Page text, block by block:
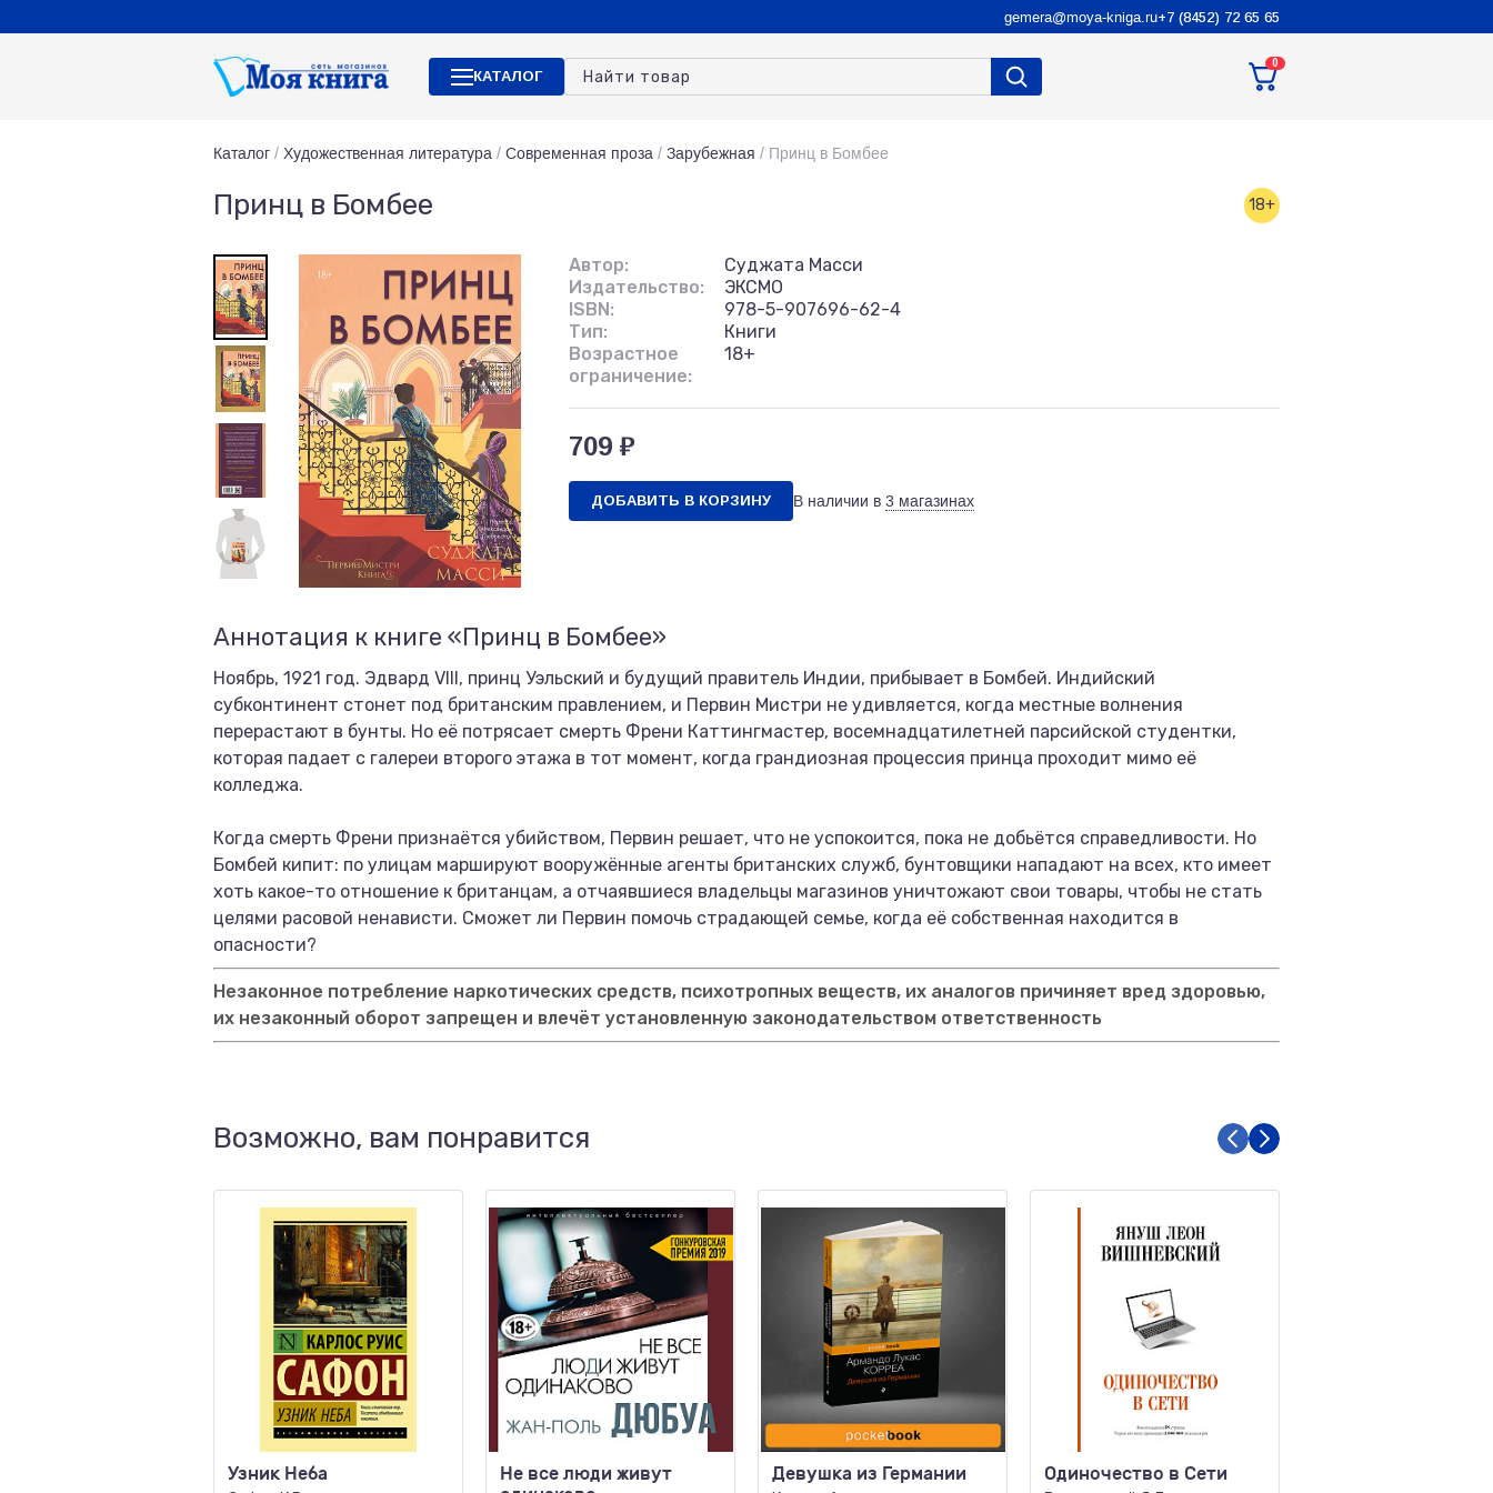
gemera@moya-kniga.ru+7 (8452) 72 65 65
КАТАЛОГ
0
Каталог / Художественная литература / Современная проза / Зарубежная / Принц в Бомбее
Принц в Бомбее 18+
Автор:
Суджата Масси
Издательство:
ЭКСМО
ISBN:
978-5-907696-62-4
Тип:
Книги
Возрастное
ограничение:
18+
709 ₽
ДОБАВИТЬ В КОРЗИНУ В наличии в 3 магазинах
Аннотация к книге «Принц в Бомбее»
Ноябрь, 1921 год. Эдвард VIII, принц Уэльский и будущий правитель Индии, прибывает в Бомбей. Индийский
субконтинент стонет под британским правлением, и Первин Мистри не удивляется, когда местные волнения
перерастают в бунты. Но её потрясает смерть Френи Каттингмастер, восемнадцатилетней парсийской студентки,
которая падает с галереи второго этажа в тот момент, когда грандиозная процессия принца проходит мимо её
колледжа.
Когда смерть Френи признаётся убийством, Первин решает, что не успокоится, пока не добьётся справедливости. Но
Бомбей кипит: по улицам маршируют вооружённые агенты британских служб, бунтовщики нападают на всех, кто имеет
хоть какое-то отношение к британцам, а отчаявшиеся владельцы магазинов уничтожают свои товары, чтобы не стать
целями расовой ненависти. Сможет ли Первин помочь страдающей семье, когда её собственная находится в
опасности?
Незаконное потребление наркотических средств, психотропных веществ, их аналогов причиняет вред здоровью,
их незаконный оборот запрещен и влечёт установленную законодательством ответственность
Возможно, вам понравится
Узник Неба
Не все люди живут
Девушка из Германии Одиночество в Сети